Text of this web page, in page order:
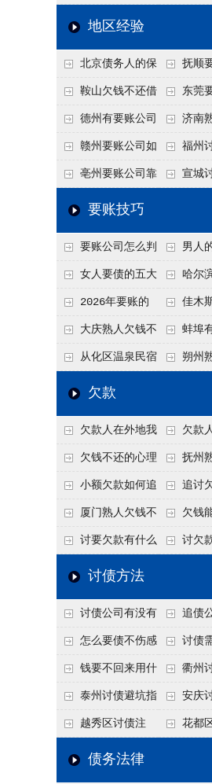
司发展趋势引发行业
服务机构持续提升合
力企业化解应收账款
难题
地区经验
北京债务人的保
证人能不能找？担保
人的连带责任怎么追
抚顺
敢透漏的
什么？
鞍山欠钱不还借
口太多？2026年这3
句反问话术，直接把
他后路堵死
东莞
何有效要
26年合法
结！
德州有要账公司
吗？如何合法讨债才
不沾风险？
济南
还？
赣州要账公司如
何有效讨债？合法追
债四步秘籍
福州
么？2026
亳州要账公司靠
谱吗？合法讨债四步
宣城
回！
要账技巧
要账公司怎么判
断这个案子能不能
接？接案评估的标准
男人
是什么呢
女人要债的五大
绝招,轻松搞定
哈尔
么合法手
最新追账
2026年要账的
七个小方法
佳木
追回呢？
要账就用
大庆熟人欠钱不
还躲猫猫？2026年这
个“诉前调解”成功率
蚌埠
吗？2026
从化区温泉民宿
老板借钱不还？2026
施压，立马主动结清
朔州
死账变活
欠款
欠款人在外地我
在本地该怎么委托？
异地追款的委托流程
欠款
还款计划
书面承诺
欠钱不还的心理
是什么？读懂欠款人
的心态催收事半功倍
抚州
纷咋办？
口
小额欠款如何追
讨
追讨
法是什么
厦门熟人欠钱不
还？2026年合法秘
欠钱
吗？
讨要欠款有什么
好办法
讨欠
讨债方法
讨债公司有没有
行业协会？正规机构
的行业自律和认证
追债
有哪些手
怎么要债不伤感
情？
讨债
据
钱要不回来用什
么方法要回来
衢州
么？2026
键细节，
泰州讨债避坑指
南：2026年这2个细
节不注意，钱很难要
安庆
在没钱咋
越秀区讨债注
意！没有借条只有微
花都
债务法律